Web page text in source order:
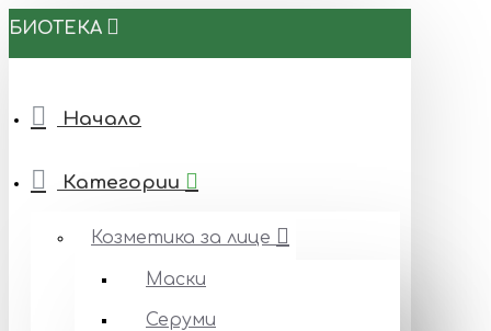
БИОТЕКА
Начало
Категории
Козметика за лице
Маски
Серуми